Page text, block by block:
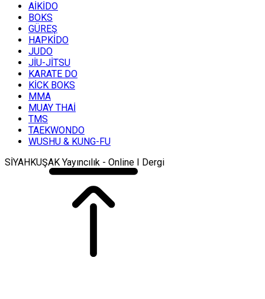
AİKİDO
BOKS
GÜREŞ
HAPKİDO
JUDO
JİU-JİTSU
KARATE DO
KİCK BOKS
MMA
MUAY THAİ
TMS
TAEKWONDO
WUSHU & KUNG-FU
SİYAHKUŞAK Yayıncılık - Online I Dergi